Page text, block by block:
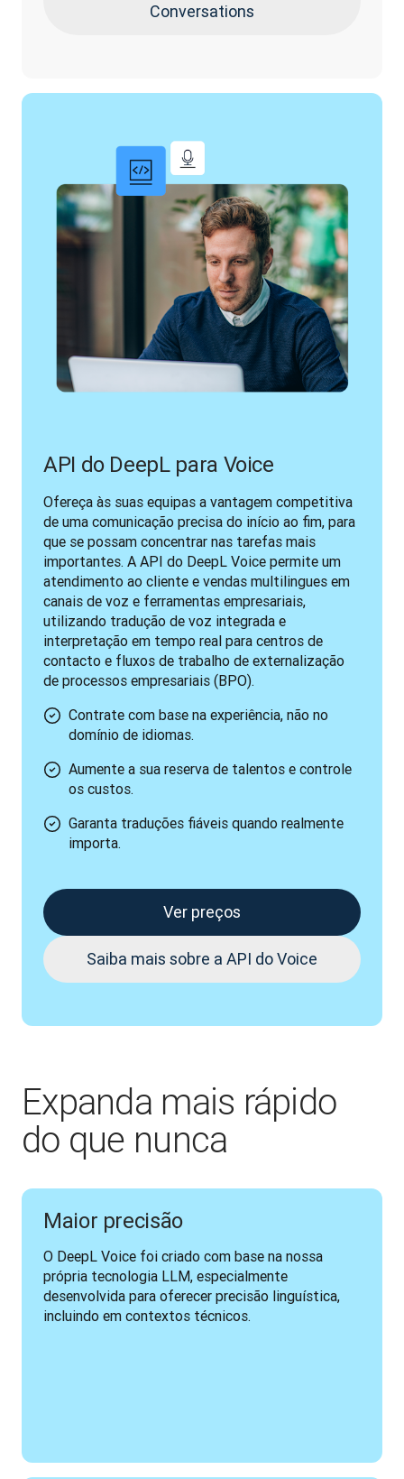
Conversations
API do DeepL para Voice
Ofereça às suas equipas a vantagem competitiva
de uma comunicação precisa do início ao fim, para
que se possam concentrar nas tarefas mais
importantes. A API do DeepL Voice permite um
atendimento ao cliente e vendas multilingues em
canais de voz e ferramentas empresariais,
utilizando tradução de voz integrada e
interpretação em tempo real para centros de
contacto e fluxos de trabalho de externalização
de processos empresariais (BPO).
Contrate com base na experiência, não no
domínio de idiomas.
Aumente a sua reserva de talentos e controle
os custos.
Garanta traduções fiáveis quando realmente
importa.
Ver preços
Saiba mais sobre a API do Voice
Expanda mais rápido
do que nunca
Maior precisão
O DeepL Voice foi criado com base na nossa
própria tecnologia LLM, especialmente
desenvolvida para oferecer precisão linguística,
incluindo em contextos técnicos.